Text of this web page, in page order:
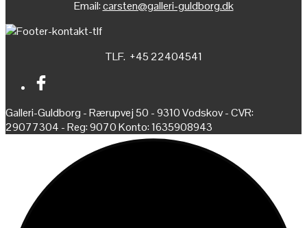
Email:carsten@galleri-guldborg.dk
TLF. +45 22404541
Galleri-Guldborg - Rærupvej 50 - 9310 Vodskov - CVR:
29077304 - Reg: 9070 Konto: 1635908943